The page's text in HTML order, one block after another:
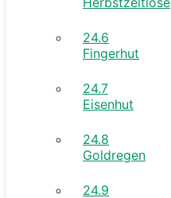
24.6
Fingerhut
24.7
Eisenhut
24.8
Goldregen
24.9